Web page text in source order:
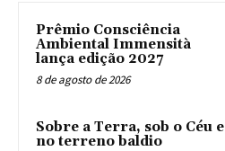
Prêmio Consciência
Ambiental Immensità
lança edição 2027
8 de agosto de 2026
Sobre a Terra, sob o Céu e
no terreno baldio